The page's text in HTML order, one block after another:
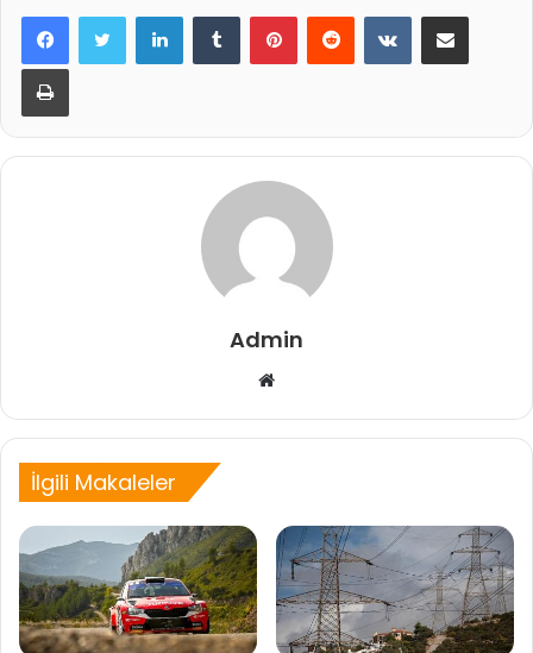
LinkedInTumblr PinterestReddit VKontakteE-Posta ile paylaş
Yazdır
Admin
Web
İlgili Makaleler